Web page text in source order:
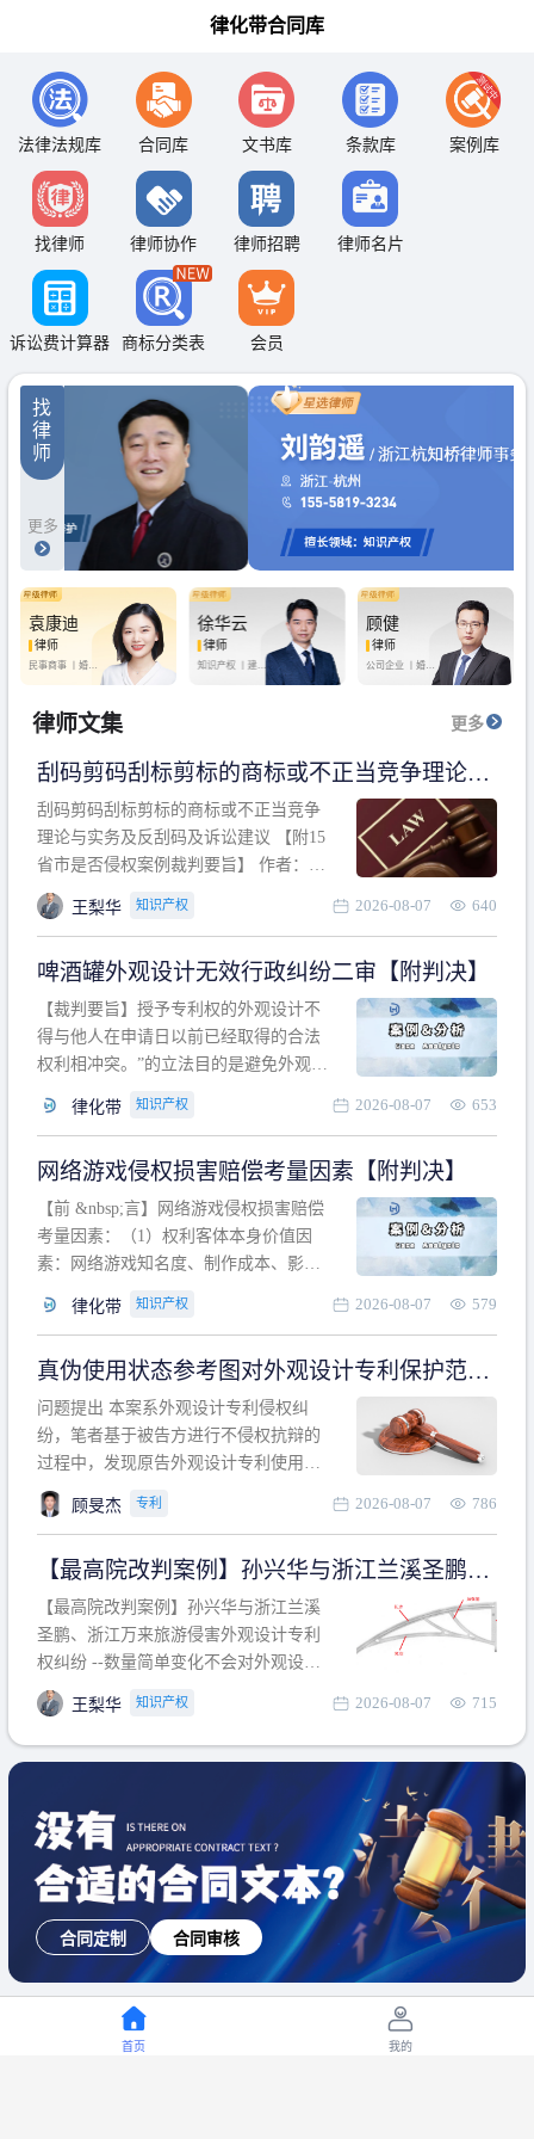
律化带合同库
法律法规库 合同库 文书库 条款库 案例库
找律师 律师协作 律师招聘 律师名片
诉讼费计算器 商标分类表 会员
找
律
师
更多
袁康迪
律师
民事商事 丨 婚姻
徐华云
律师
知识产权 丨 建设
顾健
律师
公司企业 丨婚姻
房产纠纷
律师文集 更多
刮码剪码刮标剪标的商标或不正当竞争理论与
实务及反刮码及诉讼建议 【附15省市是否侵权
案例裁判要旨】
刮码剪码刮标剪标的商标或不正当竞争
理论与实务及反刮码及诉讼建议 【附15
省市是否侵权案例裁判要旨】 作者：浙
江杭知桥律师事务所 王梨华 周靖超 【导
读】 第一部分：刮码剪码刮标剪标的商
诉讼建议 第二部分：15省市是否侵权案
例的裁判要旨 目录 第一部分、刮码剪码
刮
王梨华 知识产权 2026-08-07 640
啤酒罐外观设计无效行政纠纷二审【附判决】
【裁判要旨】授予专利权的外观设计不
得与他人在申请日以前已经取得的合法
权利相冲突。”的立法目的是避免外观设
冲突。基于此，凡是因该外观设计的实
于该款规定的规制范畴。“合法权利”不宜
作狭义解释，一般情况下，只要依法享
有的、在本专利申请日之
律化带 知识产权 2026-08-07 653
网络游戏侵权损害赔偿考量因素【附判决】
【前 &nbsp;言】网络游戏侵权损害赔偿
考量因素：（1）权利客体本身价值因
素：网络游戏知名度、制作成本、影响
利角度因素：被诉侵权游戏销售数量、
人数、活跃人数、市场占用率；（3）被
告主观因素：被告的主观恶意、是否明
知或应知、是否有
律化带 知识产权 2026-08-07 579
真伪使用状态参考图对外观设计专利保护范围
的影响
问题提出 本案系外观设计专利侵权纠
纷，笔者基于被告方进行不侵权抗辩的
过程中，发现原告外观设计专利使用状
态参考图中的外观设计与被告涉案商品
的视觉效果存在显著区别。故就使用状
保护范围确定进行了研究，将办案体会
与研究过程记录如下： 简要结论： 笔者
提出使用状态参考图应以
顾旻杰 专利 2026-08-07 786
【最高院改判案例】孙兴华与浙江兰溪圣鹏、
浙江万来旅游侵害外观设计专利权纠纷
【最高院改判案例】孙兴华与浙江兰溪
圣鹏、浙江万来旅游侵害外观设计专利
权纠纷 --数量简单变化不会对外观设计
产生视觉影响，及现有设计抗辩与专利
无效再审改判可以执行回转 【承办律
师】 王梨华 浙江杭知桥律师事务所 【案
民再2
王梨华 知识产权 2026-08-07 715
合同定制 合同审核
首页 我的